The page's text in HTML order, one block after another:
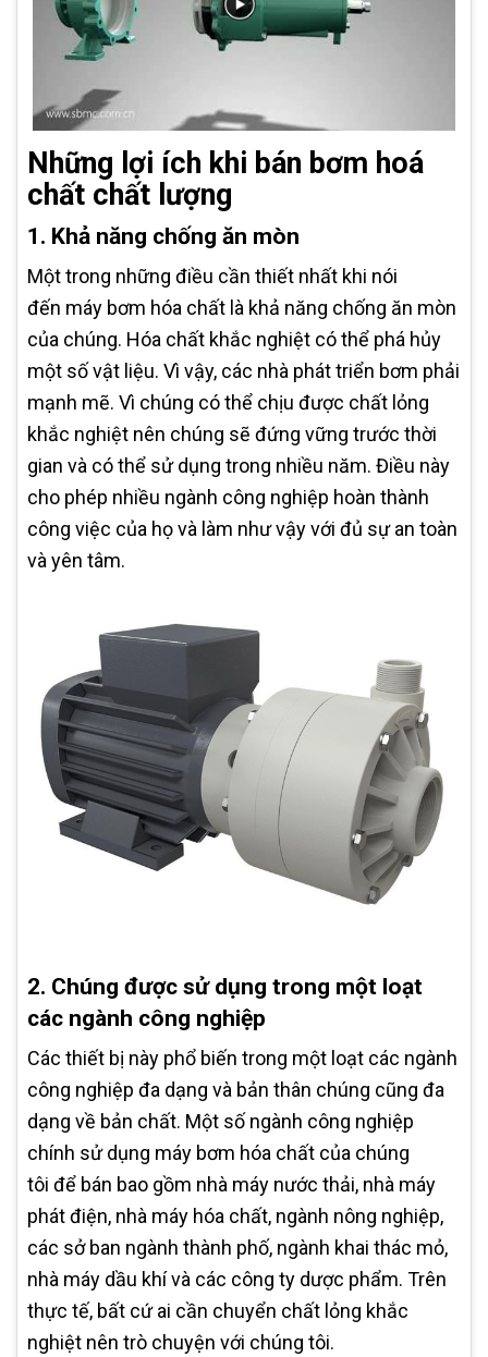
Những lợi ích khi bán bơm hoá
chất chất lượng
1. Khả năng chống ăn mòn
Một trong những điều cần thiết nhất khi nói
đến máy bơm hóa chất là khả năng chống ăn mòn
của chúng. Hóa chất khắc nghiệt có thể phá hủy
một số vật liệu. Vì vậy, các nhà phát triển bơm phải
mạnh mẽ. Vì chúng có thể chịu được chất lỏng
khắc nghiệt nên chúng sẽ đứng vững trước thời
gian và có thể sử dụng trong nhiều năm. Điều này
cho phép nhiều ngành công nghiệp hoàn thành
công việc của họ và làm như vậy với đủ sự an toàn
và yên tâm.
2. Chúng được sử dụng trong một loạt
các ngành công nghiệp
Các thiết bị này phổ biến trong một loạt các ngành
công nghiệp đa dạng và bản thân chúng cũng đa
dạng về bản chất. Một số ngành công nghiệp
chính sử dụng máy bơm hóa chất của chúng
tôi để bán bao gồm nhà máy nước thải, nhà máy
phát điện, nhà máy hóa chất, ngành nông nghiệp,
các sở ban ngành thành phố, ngành khai thác mỏ,
nhà máy dầu khí và các công ty dược phẩm. Trên
thực tế, bất cứ ai cần chuyển chất lỏng khắc
nghiệt nên trò chuyện với chúng tôi.